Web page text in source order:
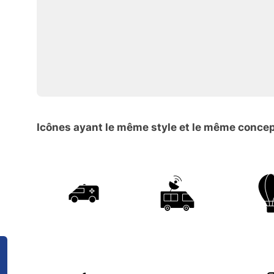
Icônes ayant le même style et le même